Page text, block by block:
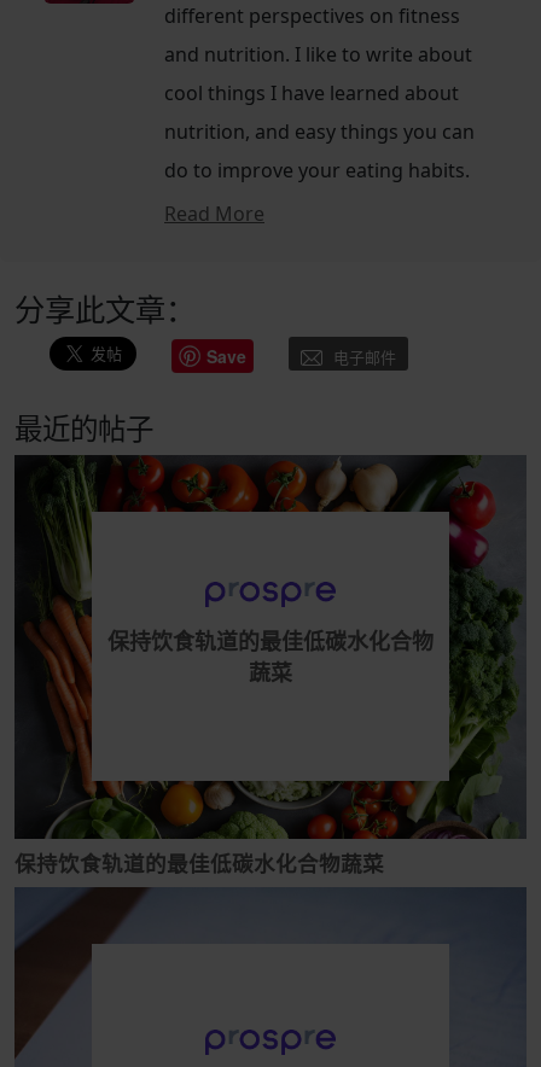
different perspectives on fitness
and nutrition. I like to write about
cool things I have learned about
nutrition, and easy things you can
do to improve your eating habits.
Read More
分享此文章：
Save 电子邮件
最近的帖子
保持饮食轨道的最佳低碳水化合物
蔬菜
保持饮食轨道的最佳低碳水化合物蔬菜